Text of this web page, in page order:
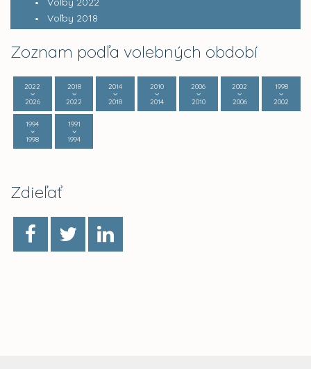
Voľby 2018
Zoznam podľa volebných období
2022
2026
2018
2022
2014
2018
2010
2014
2006
2010
2002
2006
1998
2002
1994
1998
1991
1994
Zdieľať